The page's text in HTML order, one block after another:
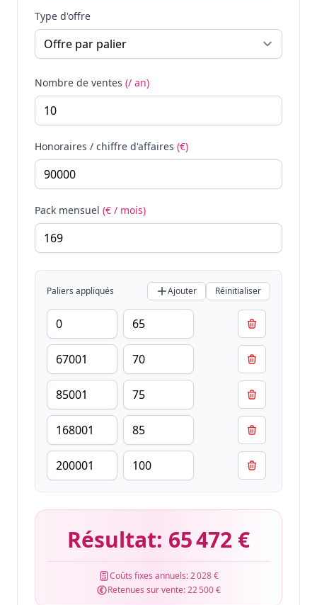
Type d'offre
Nombre de ventes (/ an)
Honoraires / chiffre d'affaires (€)
Pack mensuel (€ / mois)
Paliers appliqués Ajouter Réinitialiser
Résultat: 65 472 €
Coûts fixes annuels:2 028 €
Retenues sur vente:22 500 €